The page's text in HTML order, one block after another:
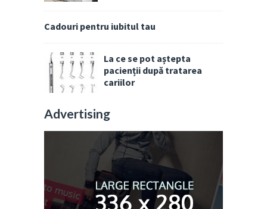
Cadouri pentru iubitul tau
La ce se pot aștepta
pacienții după tratarea
cariilor
Advertising